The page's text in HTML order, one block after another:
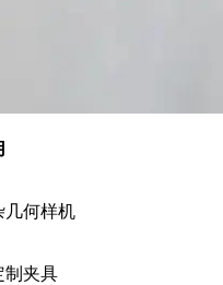
几何样机
制夹具